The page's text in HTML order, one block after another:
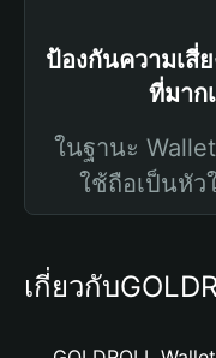
ป้องกันความเสี่
ที่มาก
ในฐานะ
ใช้ถือเป็นหัว
เกี่ยวกับ